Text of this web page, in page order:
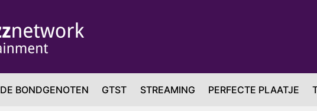
DE BONDGENOTEN GTST STREAMING PERFECTE PLAATJE